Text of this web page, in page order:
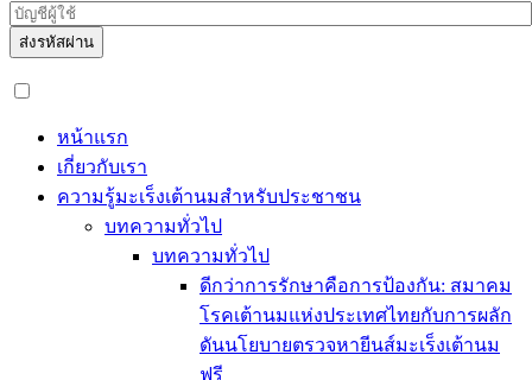
ส่งรหัสผ่าน
หน้าแรก
เกี่ยวกับเรา
ความรู้มะเร็งเต้านมสำหรับประชาชน
บทความทั่วไป
บทความทั่วไป
ดีกว่าการรักษาคือการป้องกัน: สมาคม
โรคเต้านมแห่งประเทศไทยกับการผลัก
ดันนโยบายตรวจหายีนส์มะเร็งเต้านม
ฟรี